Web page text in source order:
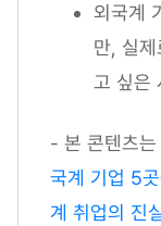
외국계
만, 실
고 싶은
- 본 콘텐츠는
국계 기업 5
계 취업의 진